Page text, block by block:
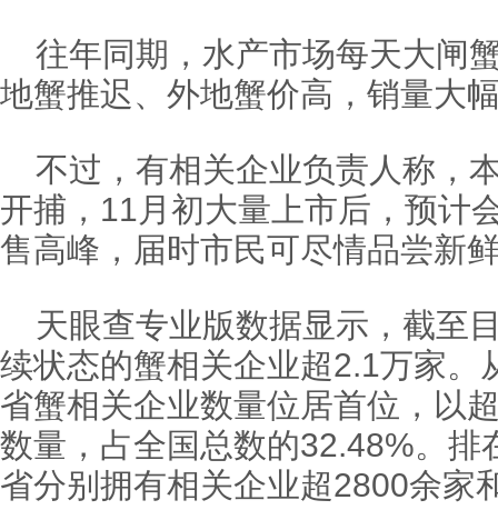
往年同期，水产市场每天大闸
地蟹推迟、外地蟹价高，销量大
不过，有相关企业负责人称，
开捕，11月初大量上市后，预计
售高峰，届时市民可尽情品尝新
天眼查专业版数据显示，截至
续状态的蟹相关企业超2.1万家。
省蟹相关企业数量位居首位，以
数量，占全国总数的32.48%。排
省分别拥有相关企业超2800余家